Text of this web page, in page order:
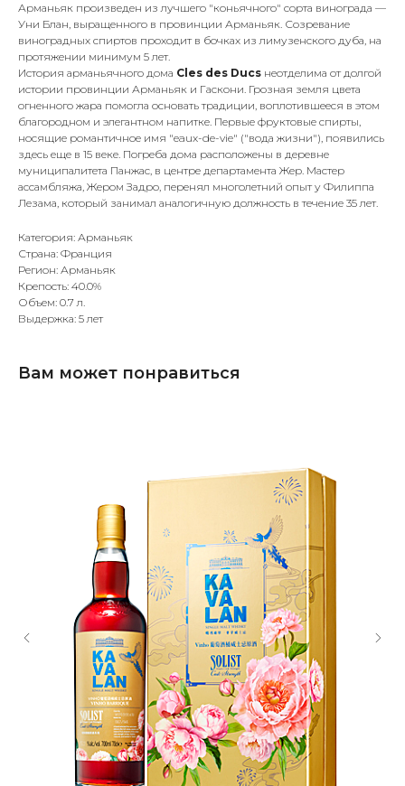
Арманьяк произведен из лучшего "коньячного" сорта винограда —
Уни Блан, выращенного в провинции Арманьяк. Созревание
виноградных спиртов проходит в бочках из лимузенского дуба, на
протяжении минимум 5 лет.
История арманьячного дома Cles des Ducs неотделима от долгой
истории провинции Арманьяк и Гаскони. Грозная земля цвета
огненного жара помогла основать традиции, воплотившееся в этом
благородном и элегантном напитке. Первые фруктовые спирты,
носящие романтичное имя "eaux-de-vie" ("вода жизни"), появились
здесь еще в 15 веке. Погреба дома расположены в деревне
муниципалитета Панжас, в центре департамента Жер. Мастер
ассамбляжа, Жером Задро, перенял многолетний опыт у Филиппа
Лезама, который занимал аналогичную должность в течение 35 лет.
Категория: Арманьяк
Страна: Франция
Регион: Арманьяк
Крепость: 40.0%
Объем: 0.7 л.
Выдержка: 5 лет
Вам может понравиться